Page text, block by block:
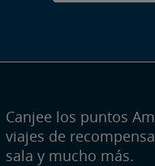
Canjee los puntos
viajes de
sala y mucho más.